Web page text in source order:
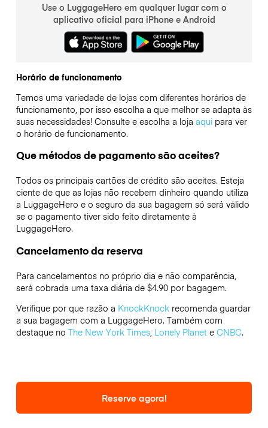
Use o LuggageHero em qualquer lugar com o
aplicativo oficial para iPhone e Android
Horário de funcionamento
Temos uma variedade de lojas com diferentes horários de
funcionamento, por isso escolha a que melhor se adapta às
suas necessidades! Consulte e escolha a loja aquipara ver
o horário de funcionamento.
Que métodos de pagamento são aceites?
Todos os principais cartões de crédito são aceites. Esteja
ciente de que as lojas não recebem dinheiro quando utiliza
a LuggageHero e o seguro da sua bagagem só será válido
se o pagamento tiver sido feito diretamente à
LuggageHero.
Cancelamento da reserva
Para cancelamentos no próprio dia e não comparência,
será cobrada uma taxa diária de $4.90 por bagagem.
Verifique por que razão a KnockKnockrecomenda guardar
a sua bagagem com a LuggageHero. Também com
destaque no The New York Times, Lonely Planete CNBC.
Reserve agora!